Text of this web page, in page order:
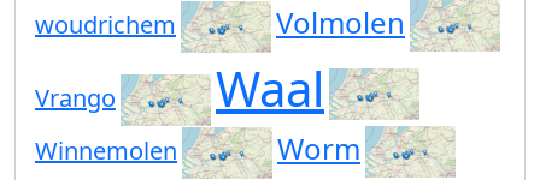
woudrichem
Volmolen
Vrango Waal
Winnemolen Worm